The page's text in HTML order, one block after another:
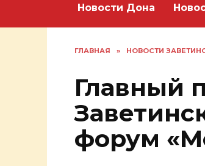
Новости Дона
ГЛАВНАЯ » НОВОСТИ
Главный
форум